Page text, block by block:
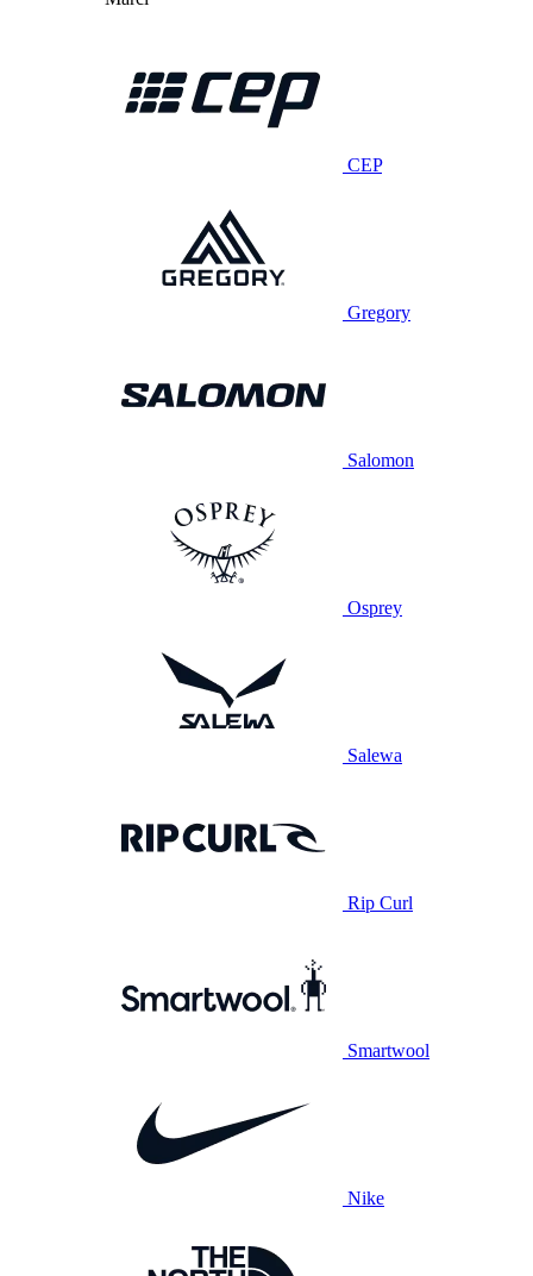
CEP
Gregory
Salomon
Osprey
Salewa
Rip Curl
Smartwool
Nike